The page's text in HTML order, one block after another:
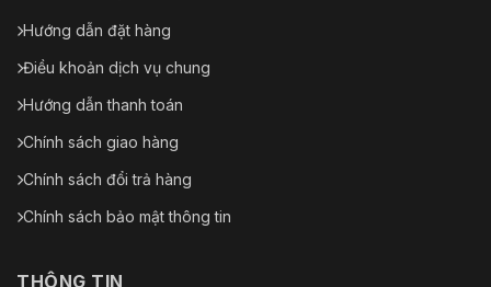
Hướng dẫn đặt hàng
Điều khoản dịch vụ chung
Hướng dẫn thanh toán
Chính sách giao hàng
Chính sách đổi trả hàng
Chính sách bảo mật thông tin
THÔNG TIN